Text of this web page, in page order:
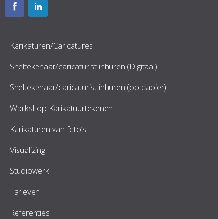
Karikaturen/Caricatures
Sneltekenaar/caricaturist inhuren (Digitaal)
Sneltekenaar/caricaturist inhuren (op papier)
Workshop Karikatuurtekenen
Karikaturen van foto’s
Visualizing
Studiowerk
Tarieven
Referenties